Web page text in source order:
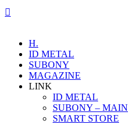
H.
ID METAL
SUBONY
MAGAZINE
LINK
ID METAL
SUBONY – MAIN
SMART STORE